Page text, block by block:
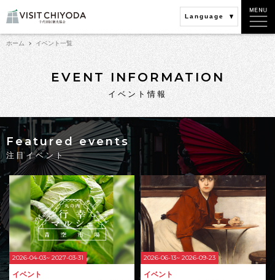
Language
ホーム イベント一覧
EVENT INFORMATION
イベント情報
Featured events
注目イベント
2026-04-03~ 2027-03-31
イベント
2026-06-13~ 2026-09-23
イベント